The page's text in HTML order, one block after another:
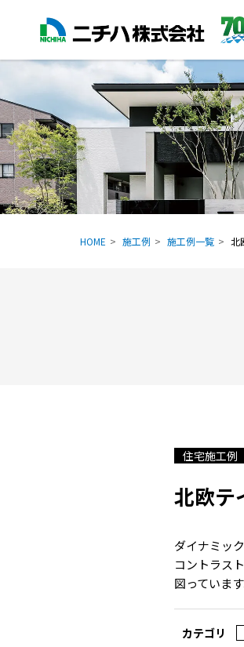
HOME 施工例 施工例一覧 北
住宅施工例
北欧テ
ダイナミッ
コントラス
図っています
カテゴリ